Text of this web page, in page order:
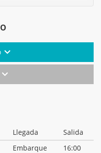
Llegada
Salida
Embarque
16:00